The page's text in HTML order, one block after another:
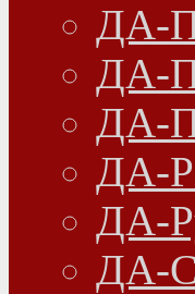
ДА-
ДА-
ДА-
ДА-
ДА-
ДА-